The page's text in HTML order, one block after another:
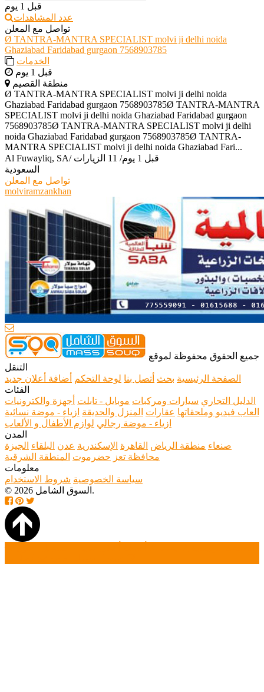
قبل 1 يوم
عدد المشاهدات
تواصل مع المعلن
Ø TANTRA-MANTRA SPECIALIST molvi ji delhi noida
Ghaziabad Faridabad gurgaon 7568903785
الخدمات
قبل 1 يوم
منطقة القصيم
Ø TANTRA-MANTRA SPECIALIST molvi ji delhi noida
Ghaziabad Faridabad gurgaon 7568903785Ø TANTRA-MANTRA
SPECIALIST molvi ji delhi noida Ghaziabad Faridabad gurgaon
7568903785Ø TANTRA-MANTRA SPECIALIST molvi ji delhi
noida Ghaziabad Faridabad gurgaon 7568903785Ø TANTRA-
MANTRA SPECIALIST molvi ji delhi noida Ghaziabad Fari...
Al Fuwayliq, SA/ قبل 1 يوم / 11 الزيارات
السعودية
تواصل مع المعلن
molviramzankhan
جميع الحقوق محفوظة لموقع
التنقل
الصفحة الرئيسية بحث أتصل بنا لوحة التحكم
أضافة أعلان جديد
الفئات
الدليل التجاري سيارات ومركبات موبايل - تابلت أجهزة والكترونيات
العاب فيديو وملحقاتها عقارات المنزل والحديقة ازياء - موضة نسائية
ازياء - موضة رجالي لوازم الأطفال و الألعاب
المدن
صنعاء منطقة الرياض القاهرة الإسكندرية عدن البلقاء الجيزة
محافظة تعز حضرموت المنطقة الشرقية
معلومات
سياسة الخصوصية شروط الاستخدام
© 2026 السوق الشامل.